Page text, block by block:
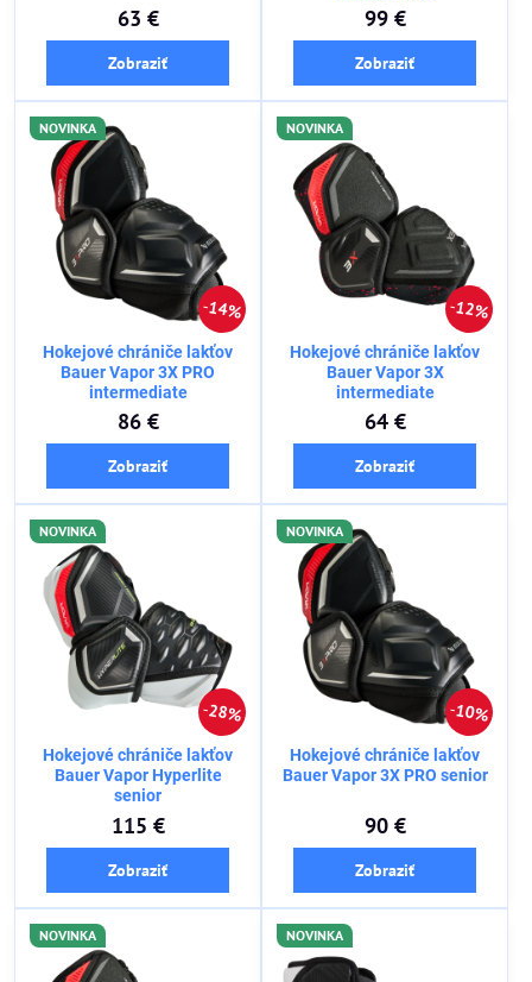
63 €
Zobraziť
99 €
Zobraziť
14%
NOVINKA
Hokejové chrániče lakťov
Bauer Vapor 3X PRO
intermediate
86 €
Zobraziť
12%
NOVINKA
Hokejové chrániče lakťov
Bauer Vapor 3X
intermediate
64 €
Zobraziť
28%
NOVINKA
Hokejové chrániče lakťov
Bauer Vapor Hyperlite
senior
115 €
Zobraziť
10%
NOVINKA
Hokejové chrániče lakťov
Bauer Vapor 3X PRO senior
90 €
Zobraziť
NOVINKA NOVINKA